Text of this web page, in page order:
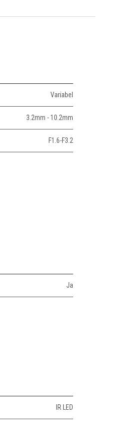
Variabel
3.2mm - 10.2mm
F1.6-F3.2
Ja
IR LED